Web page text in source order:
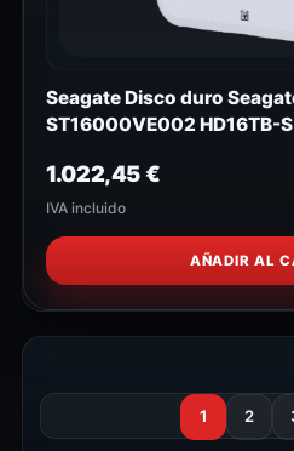
Seagate Disco duro
ST16000VE002 HD16TB-
1.022,45€
IVA incluido
AÑADIR AL
1 2